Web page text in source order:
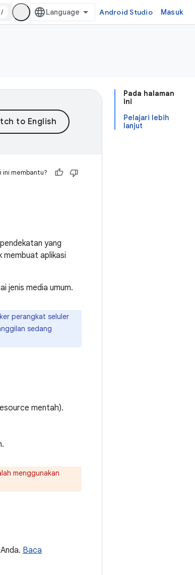
/ Android Studio Masuk
Pada halaman
ini
Pelajari lebih
lanjut
ini membantu?
yang
membuat aplikasi
jenis media umum.
perangkat seluler
sedang
mentah).
menggunakan
Baca